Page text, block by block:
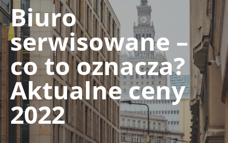
Biuro
serwisowane –
co to oznacza?
Aktualne ceny
2022